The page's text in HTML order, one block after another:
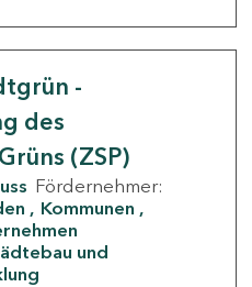
-
des
(ZSP)
Fördernehmer:
Kommunen
und